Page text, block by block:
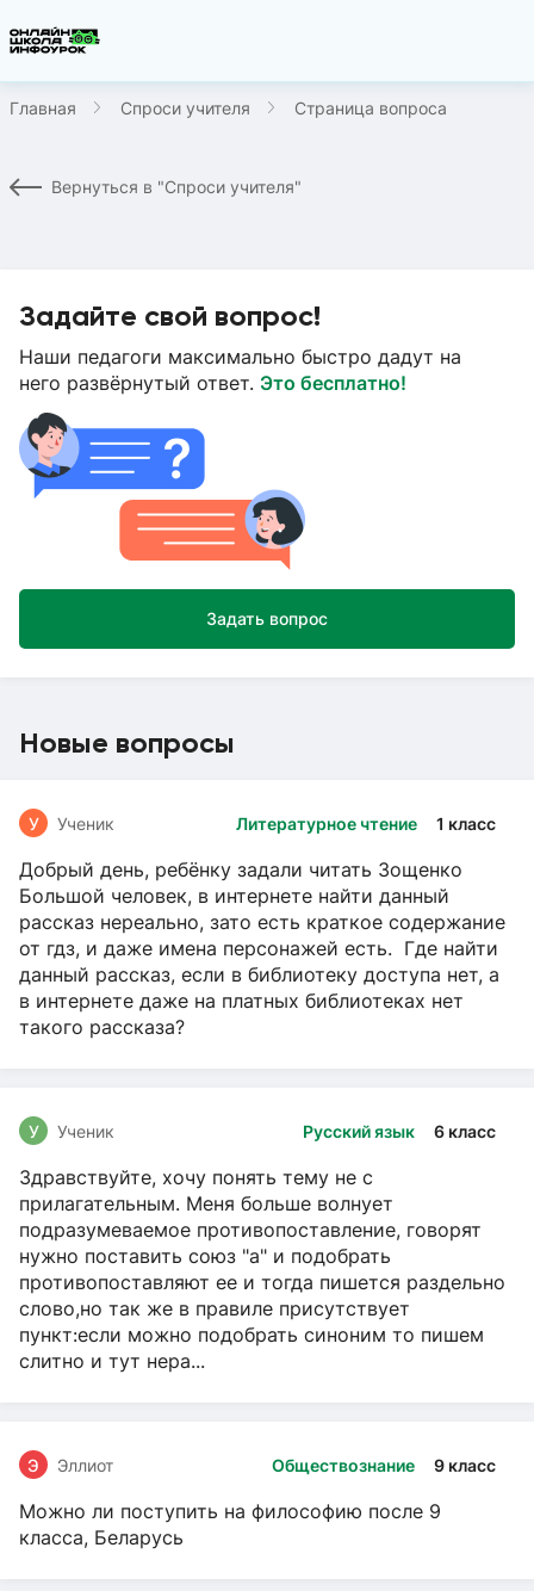
Главная Спроси учителя Страница вопроса
Вернуться в "Спроси учителя"
Задайте свой вопрос!
Наши педагоги максимально быстро дадут на
него развёрнутый ответ. Это бесплатно!
Задать вопрос
Новые вопросы
Литературное чтение 1 класс
У Ученик
Добрый день, ребёнку задали читать Зощенко
Большой человек, в интернете найти данный
рассказ нереально, зато есть краткое содержание
от гдз, и даже имена персонажей есть. Где найти
данный рассказ, если в библиотеку доступа нет, а
в интернете даже на платных библиотеках нет
такого рассказа?
Русский язык 6 класс
У Ученик
Здравствуйте, хочу понять тему не с
прилагательным. Меня больше волнует
подразумеваемое противопоставление, говорят
нужно поставить союз "а" и подобрать
противопоставляют ее и тогда пишется раздельно
слово,но так же в правиле присутствует
пункт:если можно подобрать синоним то пишем
слитно и тут нера...
Обществознание 9 класс
Э Эллиот
Можно ли поступить на философию после 9
класса, Беларусь